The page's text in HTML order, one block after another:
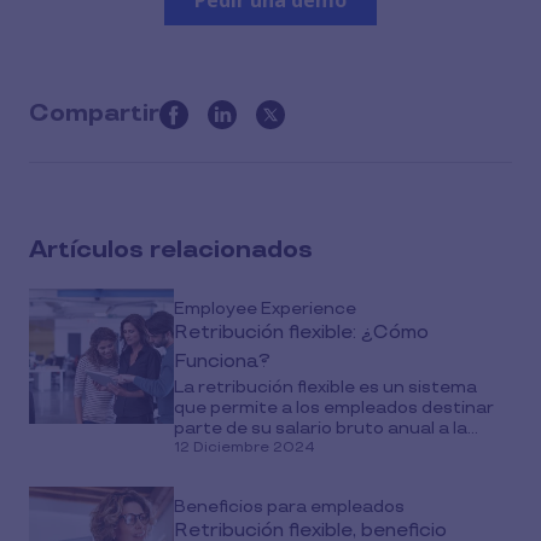
Compartir
this
media
Artículos relacionados
Employee Experience
Retribución flexible: ¿Cómo
Funciona?
La retribución flexible es un sistema
que permite a los empleados destinar
parte de su salario bruto anual a la...
12 Diciembre 2024
Beneficios para empleados
Retribución flexible, beneficio